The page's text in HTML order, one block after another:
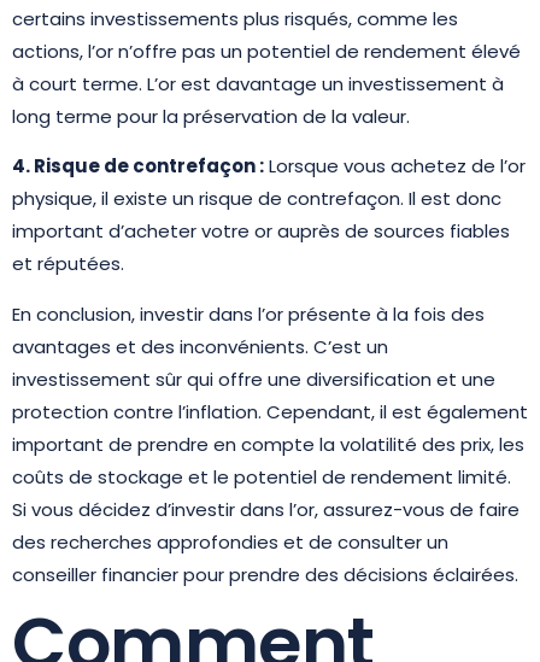
certains investissements plus risqués, comme les
actions, l’or n’offre pas un potentiel de rendement élevé
à court terme. L’or est davantage un investissement à
long terme pour la préservation de la valeur.
4. Risque de contrefaçon :Lorsque vous achetez de l’or
physique, il existe un risque de contrefaçon. Il est donc
important d’acheter votre or auprès de sources fiables
et réputées.
En conclusion, investir dans l’or présente à la fois des
avantages et des inconvénients. C’est un
investissement sûr qui offre une diversification et une
protection contre l’inflation. Cependant, il est également
important de prendre en compte la volatilité des prix, les
coûts de stockage et le potentiel de rendement limité.
Si vous décidez d’investir dans l’or, assurez-vous de faire
des recherches approfondies et de consulter un
conseiller financier pour prendre des décisions éclairées.